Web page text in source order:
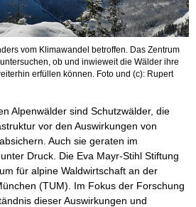
vom Klimawandel betroffen. Das Zentrum
ob und inwieweit die Wälder ihre
erfüllen können. Foto und (c): Rupert
Alpenwälder sind Schutzwälder, die
vor den Auswirkungen von
Auch sie geraten im
Druck. Die Eva Mayr-Stihl Stiftung
für alpine Waldwirtschaft an der
(TUM). Im Fokus der Forschung
dieser Auswirkungen und